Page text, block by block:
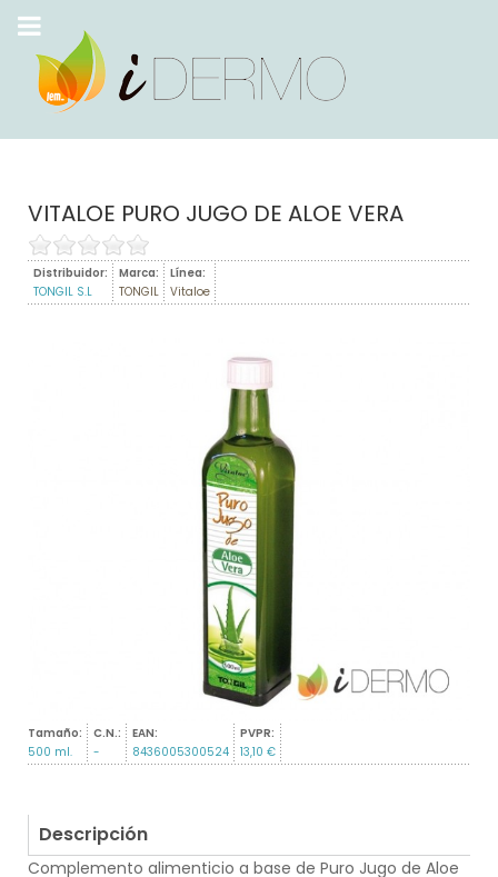
VITALOE PURO JUGO DE ALOE VERA
Distribuidor:
TONGIL S.L
Marca:
TONGIL
Línea:
Vitaloe
Tamaño:
500 ml.
C.N.:
-
EAN:
8436005300524
PVPR:
13,10 €
Descripción
Complemento alimenticio a base de Puro Jugo de Aloe